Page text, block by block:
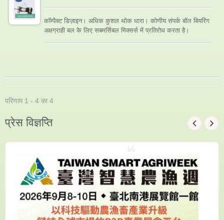
कॉम्पैक्ट डिज़ाइन। अधिक कुशल थोक धारा। कोणीय संपर्क बॉल बियरिंग
अक्षग्राही बल के लिए सबमर्सिबल मिक्सर्स में प्रतिरोध करता है।
परिणाम 1 - 4 का 4
प्रेस विज्ञप्ति